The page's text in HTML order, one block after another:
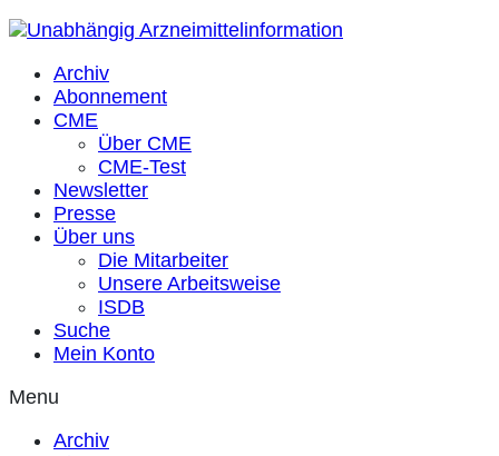
Archiv
Abonnement
CME
Über CME
CME-Test
Newsletter
Presse
Über uns
Die Mitarbeiter
Unsere Arbeitsweise
ISDB
Suche
Mein Konto
Menu
Archiv